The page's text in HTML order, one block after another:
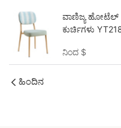
ವಾಣಿಜ್ಯ ಹೋಟೆಲ್
ಕುರ್ಚಿಗಳು
ನಿಂದ $
ಹಿಂದಿನ